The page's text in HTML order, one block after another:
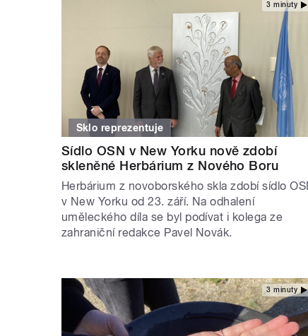
3 minuty
Sklo reprezentuje
Sídlo OSN v New Yorku nově zdobí
skleněné Herbárium z Nového Boru
Herbárium z novoborského skla zdobí sídlo
v New Yorku od 23. září. Na odhalení
uměleckého díla se byl podívat i kolega ze
zahraniční redakce Pavel Novák.
3 minuty